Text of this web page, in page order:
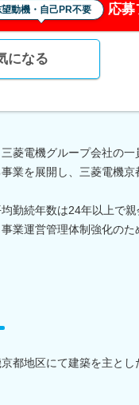
動機・自己PR不要 応募
になる
菱電機グループ会社の
業を展開し、三菱電機
勤続年数は24年以上で
業運営管理体制強化のた
都地区にて建築を主と